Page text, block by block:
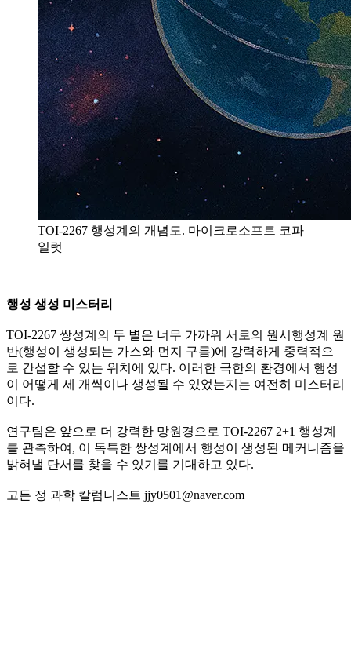
TOI-2267 행성계의 개념도. 마이크로소프트 코파
일럿
행성 생성 미스터리
TOI-2267 쌍성계의 두 별은 너무 가까워 서로의 원시행성계 원
반(행성이 생성되는 가스와 먼지 구름)에 강력하게 중력적으
로 간섭할 수 있는 위치에 있다. 이러한 극한의 환경에서 행성
이 어떻게 세 개씩이나 생성될 수 있었는지는 여전히 미스터리
이다.
연구팀은 앞으로 더 강력한 망원경으로 TOI-2267 2+1 행성계
를 관측하여, 이 독특한 쌍성계에서 행성이 생성된 메커니즘을
밝혀낼 단서를 찾을 수 있기를 기대하고 있다.
고든 정 과학 칼럼니스트 jjy0501@naver.com